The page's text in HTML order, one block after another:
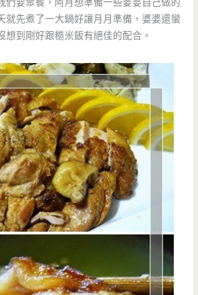
就先煮了一大鍋好讓月月準備，婆婆還蠻
想到剛好跟糙米飯有絕佳的配合。